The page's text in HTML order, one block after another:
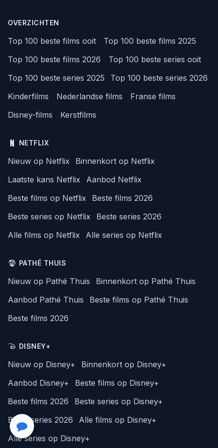
OVERZICHTEN
Top 100 beste films ooit
Top 100 beste films 2025
Top 100 beste films 2026
Top 100 beste series ooit
Top 100 beste series 2025
Top 100 beste series 2026
Kinderfilms
Nederlandse films
Franse films
Disney-films
Kerstfilms
NETFLIX
Nieuw op Netflix
Binnenkort op Netflix
Laatste kans Netflix
Aanbod Netflix
Beste films op Netflix
Beste films 2026
Beste series op Netflix
Beste series 2026
Alle films op Netflix
Alle series op Netflix
PATHÉ THUIS
Nieuw op Pathé Thuis
Binnenkort op Pathé Thuis
Aanbod Pathé Thuis
Beste films op Pathé Thuis
Beste films 2026
DISNEY+
Nieuw op Disney+
Binnenkort op Disney+
Aanbod Disney+
Beste films op Disney+
Beste films 2026
Beste series op Disney+
Beste series 2026
Alle films op Disney+
Alle series op Disney+